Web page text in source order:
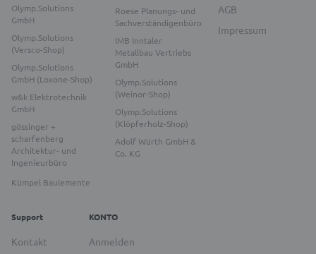
Olymp.Solutions
GmbH
Olymp.Solutions
(Versco-Shop)
Olymp.Solutions
GmbH (Loxone-Shop)
w&k Elektrotechnik
GmbH
gössinger +
scharfenberg
Architektur- und
Ingenieurbüro
Kümpel Baulemente
Roese Planungs- und
Sachverständigenbüro
IMB Inntaler
Metallbau Vertriebs
GmbH
Olymp.Solutions
(Weinor-Shop)
Olymp.Solutions
(Klöpferholz-Shop)
Adolf Würth GmbH &
Co. KG
AGB
Impressum
Support
Kontakt
KONTO
Anmelden